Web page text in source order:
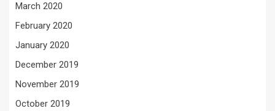
March 2020
February 2020
January 2020
December 2019
November 2019
October 2019